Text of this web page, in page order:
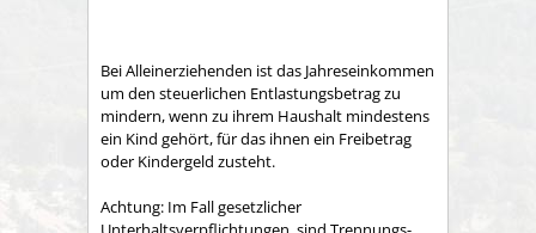
Bei Alleinerziehenden ist das Jahreseinkommen
um den steuerlichen Entlastungsbetrag zu
mindern, wenn zu ihrem Haushalt mindestens
ein Kind gehört, für das ihnen ein Freibetrag
oder Kindergeld zusteht.
Achtung: Im Fall gesetzlicher